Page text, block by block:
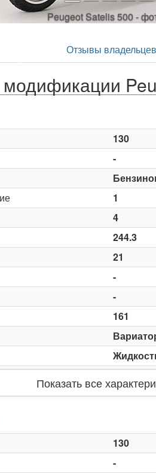
Peugeot Satelis 500 -
Отзывы владельцев
130
-
1
4
244.3
21
-
-
161
Показать все
130
-